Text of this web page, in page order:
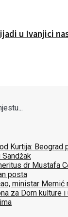
u Ivanjici
Kurtija: Beograd
dr Mustafa
posta
ministar Memić
za Dom kulture